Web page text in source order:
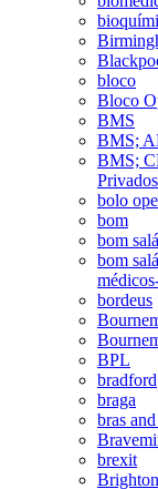
bloco
Bloco
BMS
BMS;
BMS;
Privados
bolo
bom
bom
bom
bordeus
BPL
bradford
braga
bras
brexit
Brighton